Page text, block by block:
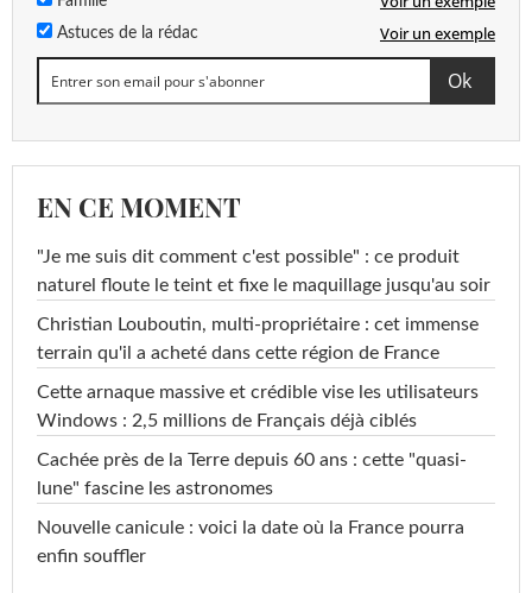
Astuces de la rédac Voir un exemple
EN CE MOMENT
"Je me suis dit comment c'est possible" : ce produit
naturel floute le teint et fixe le maquillage jusqu'au soir
Christian Louboutin, multi-propriétaire : cet immense
terrain qu'il a acheté dans cette région de France
Cette arnaque massive et crédible vise les utilisateurs
Windows : 2,5 millions de Français déjà ciblés
Cachée près de la Terre depuis 60 ans : cette "quasi-
lune" fascine les astronomes
Nouvelle canicule : voici la date où la France pourra
enfin souffler